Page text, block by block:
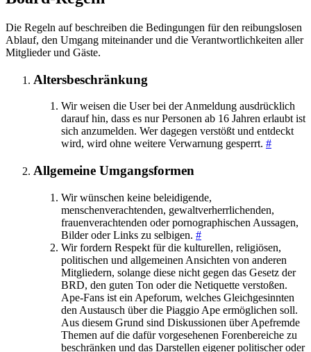
Die Regeln auf beschreiben die Bedingungen für den reibungslosen
Ablauf, den Umgang miteinander und die Verantwortlichkeiten aller
Mitglieder und Gäste.
Altersbeschränkung
Wir weisen die User bei der Anmeldung ausdrücklich
darauf hin, dass es nur Personen ab 16 Jahren erlaubt ist
sich anzumelden. Wer dagegen verstößt und entdeckt
wird, wird ohne weitere Verwarnung gesperrt. #
Allgemeine Umgangsformen
Wir wünschen keine beleidigende,
menschenverachtenden, gewaltverherrlichenden,
frauenverachtenden oder pornographischen Aussagen,
Bilder oder Links zu selbigen. #
Wir fordern Respekt für die kulturellen, religiösen,
politischen und allgemeinen Ansichten von anderen
Mitgliedern, solange diese nicht gegen das Gesetz der
BRD, den guten Ton oder die Netiquette verstoßen.
Ape-Fans ist ein Apeforum, welches Gleichgesinnten
den Austausch über die Piaggio Ape ermöglichen soll.
Aus diesem Grund sind Diskussionen über Apefremde
Themen auf die dafür vorgesehenen Forenbereiche zu
beschränken und das Darstellen eigener politischer oder